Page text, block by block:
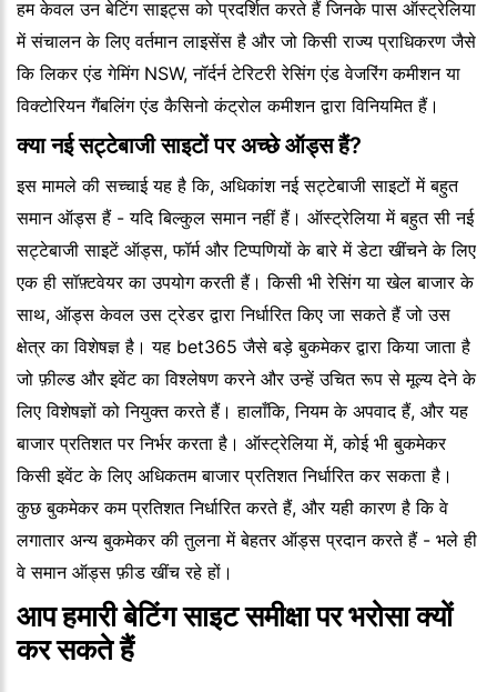
हम केवल उन बेटिंग साइट्स को प्रदर्शित करते हैं जिनके पास ऑस्ट्रेलिया
में संचालन के लिए वर्तमान लाइसेंस है और जो किसी राज्य प्राधिकरण जैसे
कि लिकर एंड गेमिंग NSW, नॉर्दर्न टेरिटरी रेसिंग एंड वेजरिंग कमीशन या
विक्टोरियन गैंबलिंग एंड कैसिनो कंट्रोल कमीशन द्वारा विनियमित हैं।
क्या नई सट्टेबाजी साइटों पर अच्छे ऑड्स हैं?
इस मामले की सच्चाई यह है कि, अधिकांश नई सट्टेबाजी साइटों में बहुत
समान ऑड्स हैं - यदि बिल्कुल समान नहीं हैं। ऑस्ट्रेलिया में बहुत सी नई
सट्टेबाजी साइटें ऑड्स, फॉर्म और टिप्पणियों के बारे में डेटा खींचने के लिए
एक ही सॉफ़्टवेयर का उपयोग करती हैं। किसी भी रेसिंग या खेल बाजार के
साथ, ऑड्स केवल उस ट्रेडर द्वारा निर्धारित किए जा सकते हैं जो उस
क्षेत्र का विशेषज्ञ है। यह bet365 जैसे बड़े बुकमेकर द्वारा किया जाता है
जो फ़ील्ड और इवेंट का विश्लेषण करने और उन्हें उचित रूप से मूल्य देने के
लिए विशेषज्ञों को नियुक्त करते हैं। हालाँकि, नियम के अपवाद हैं, और यह
बाजार प्रतिशत पर निर्भर करता है। ऑस्ट्रेलिया में, कोई भी बुकमेकर
किसी इवेंट के लिए अधिकतम बाजार प्रतिशत निर्धारित कर सकता है।
कुछ बुकमेकर कम प्रतिशत निर्धारित करते हैं, और यही कारण है कि वे
लगातार अन्य बुकमेकर की तुलना में बेहतर ऑड्स प्रदान करते हैं - भले ही
वे समान ऑड्स फ़ीड खींच रहे हों।
आप हमारी बेटिंग साइट समीक्षा पर भरोसा क्यों
कर सकते हैं